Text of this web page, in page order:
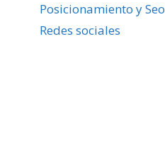
Posicionamiento y Seo
Redes sociales